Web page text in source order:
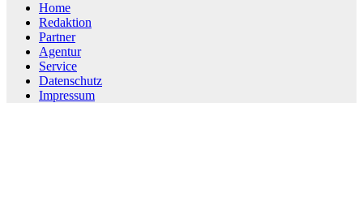
Home
Redaktion
Partner
Agentur
Service
Datenschutz
Impressum